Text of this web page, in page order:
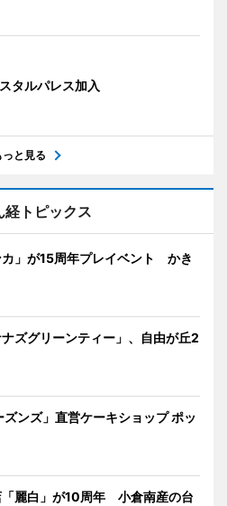
タルパレス加入
っと見る
経トピックス
」が15周年プレイベント かき
ズグリーンティー」、自由が丘2
ンズ」直営ケーキショップ ポッ
「麗白」が10周年 小倉南産の台